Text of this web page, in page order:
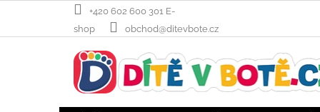
obsah
+420 602 600 301 E-
shop
obchod@ditevbote.cz